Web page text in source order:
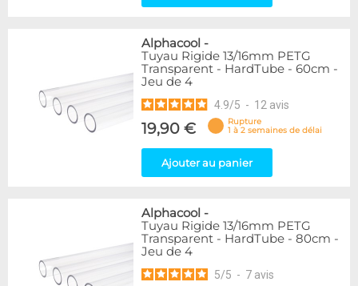
Alphacool -
Tuyau Rigide 13/16mm PETG
Transparent - HardTube - 60cm -
Jeu de 4
4.9/5 - 12 avis
19,90 €
Rupture
1 à 2 semaines de délai
Ajouter au panier
Alphacool -
Tuyau Rigide 13/16mm PETG
Transparent - HardTube - 80cm -
Jeu de 4
5/5 - 7 avis